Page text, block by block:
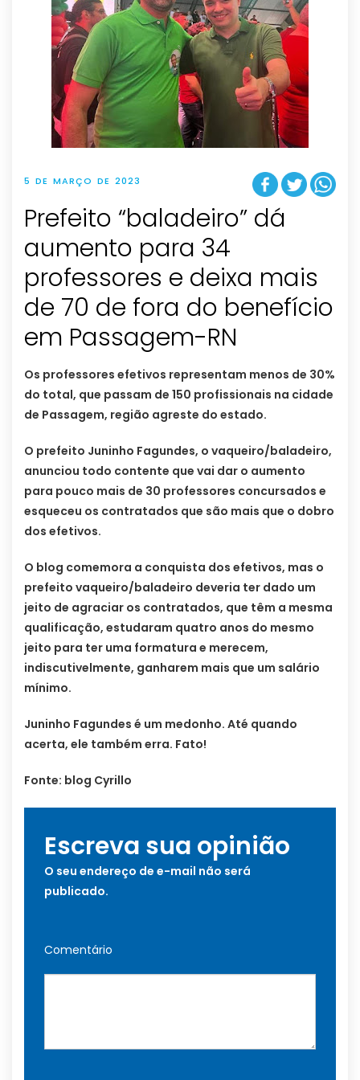
5 DE MARÇO DE 2023
Prefeito “baladeiro” dá
aumento para 34
professores e deixa mais
de 70 de fora do benefício
em Passagem-RN
Os professores efetivos representam menos de 30%
do total, que passam de 150 profissionais na cidade
de Passagem, região agreste do estado.
O prefeito Juninho Fagundes, o vaqueiro/baladeiro,
anunciou todo contente que vai dar o aumento
para pouco mais de 30 professores concursados e
esqueceu os contratados que são mais que o dobro
dos efetivos.
O blog comemora a conquista dos efetivos, mas o
prefeito vaqueiro/baladeiro deveria ter dado um
jeito de agraciar os contratados, que têm a mesma
qualificação, estudaram quatro anos do mesmo
jeito para ter uma formatura e merecem,
indiscutivelmente, ganharem mais que um salário
mínimo.
Juninho Fagundes é um medonho. Até quando
acerta, ele também erra. Fato!
Fonte: blog Cyrillo
Escreva sua opinião
O seu endereço de e-mail não será
publicado.
Comentário